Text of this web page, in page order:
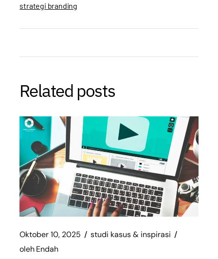
strategi branding
Related posts
Oktober 10, 2025
studi kasus & inspirasi
olehEndah